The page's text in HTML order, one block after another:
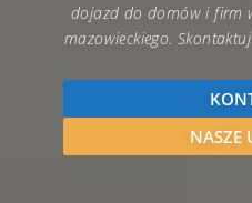
dojazd do domów i firm
mazowieckiego.
NASZE